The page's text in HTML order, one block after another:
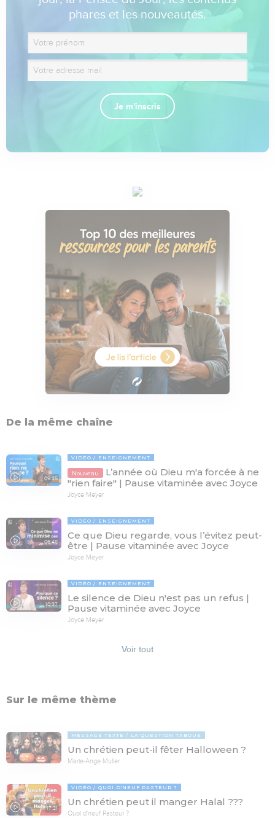
phares et les nouveautés.
Je m'inscris
De la même chaîne
09:35
VIDÉO ENSEIGNEMENT
Nouveau
L’année où Dieu m'a forcée à ne
"rien faire" | Pause vitaminée avec Joyce
Joyce Meyer
06:48
VIDÉO ENSEIGNEMENT
Ce que Dieu regarde, vous l’évitez peut-
être | Pause vitaminée avec Joyce
Joyce Meyer
10:37
VIDÉO ENSEIGNEMENT
Le silence de Dieu n'est pas un refus |
Pause vitaminée avec Joyce
Joyce Meyer
Voir tout
Sur le même thème
MESSAGE TEXTE LA QUESTION TABOUE
Un chrétien peut-il fêter Halloween ?
Marie-Ange Muller
17:21
VIDÉO QUOI D'NEUF PASTEUR ?
Un chrétien peut il manger Halal ???
Quoi d'neuf Pasteur ?